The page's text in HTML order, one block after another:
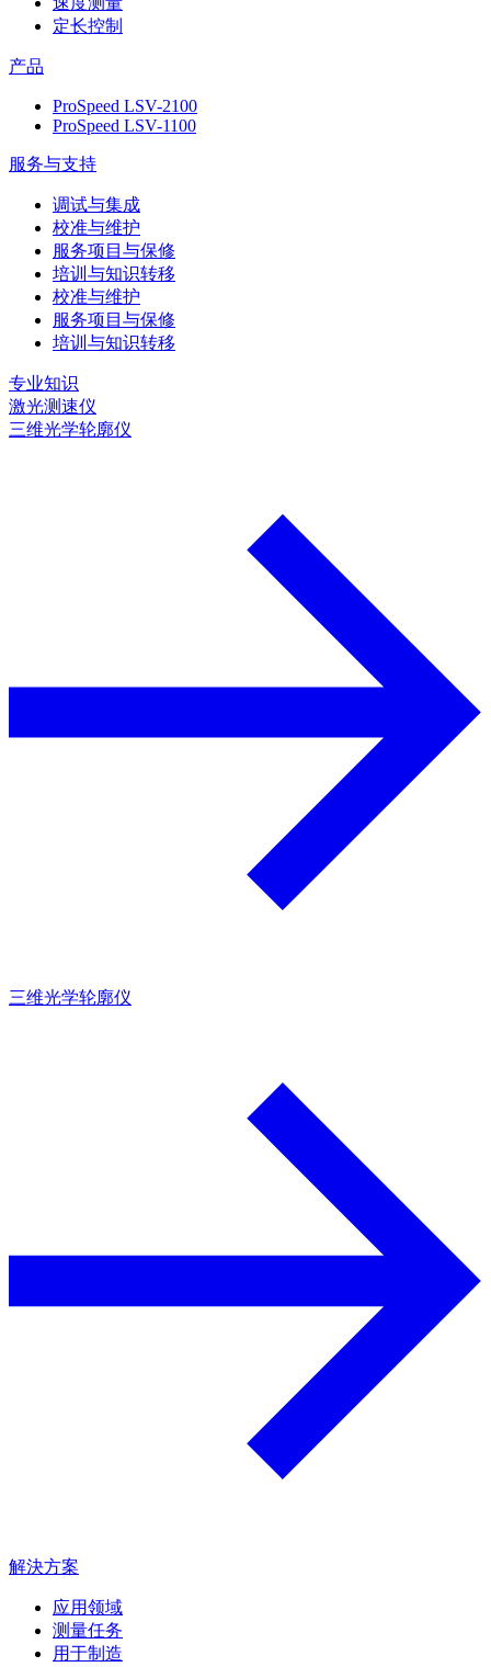
定长控制
产品
ProSpeed LSV-2100
ProSpeed LSV-1100
服务与支持
调试与集成
校准与维护
服务项目与保修
培训与知识转移
校准与维护
服务项目与保修
培训与知识转移
专业知识
激光测速仪
三维光学轮廓仪
三维光学轮廓仪
解決方案
应用领域
测量任务
用于制造